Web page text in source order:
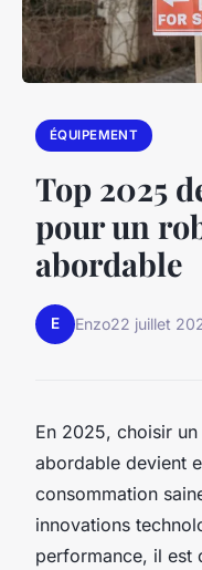
ÉQUIPEMENT
Top 2025
pour un
abordable
E Enzo22 juillet
En 2025, choisir
abordable devient
consommation
innovations
performance, il est